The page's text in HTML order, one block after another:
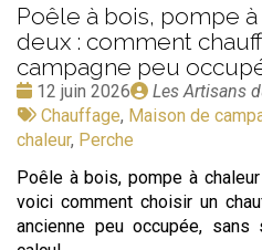
Poêle à bois, pompe
deux : comment
campagne peu
Date
:
12 juin 2026
Publié
par
Les Artisans
Tags
:
Chauffage, Maison de
chaleur, Perche
Poêle à bois, pompe à
voici comment choisir un
ancienne peu occupée,